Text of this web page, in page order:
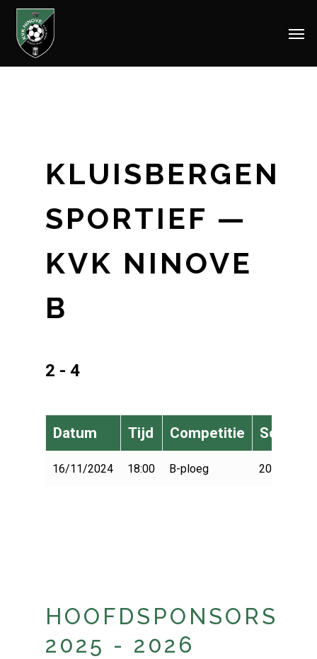
Skip
KLUISBERGEN
SPORTIEF —
KVK NINOVE
B
2 - 4
Datum Tijd Competitie Seizoen
16/11/2024 18:00 B-ploeg 2024-2025
HOOFDSPONSORS
2025 - 2026